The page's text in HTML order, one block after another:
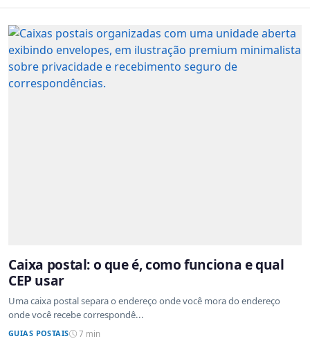
Caixa postal: o que é, como funciona e qual
CEP usar
Uma caixa postal separa o endereço onde você mora do endereço
onde você recebe correspondê...
GUIAS POSTAIS 7 min